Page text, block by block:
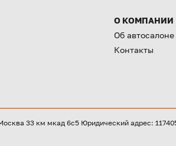
О КОМПАНИИ
Об автосалоне
Контакты
33 км мкад 6с5 Юридический адрес: